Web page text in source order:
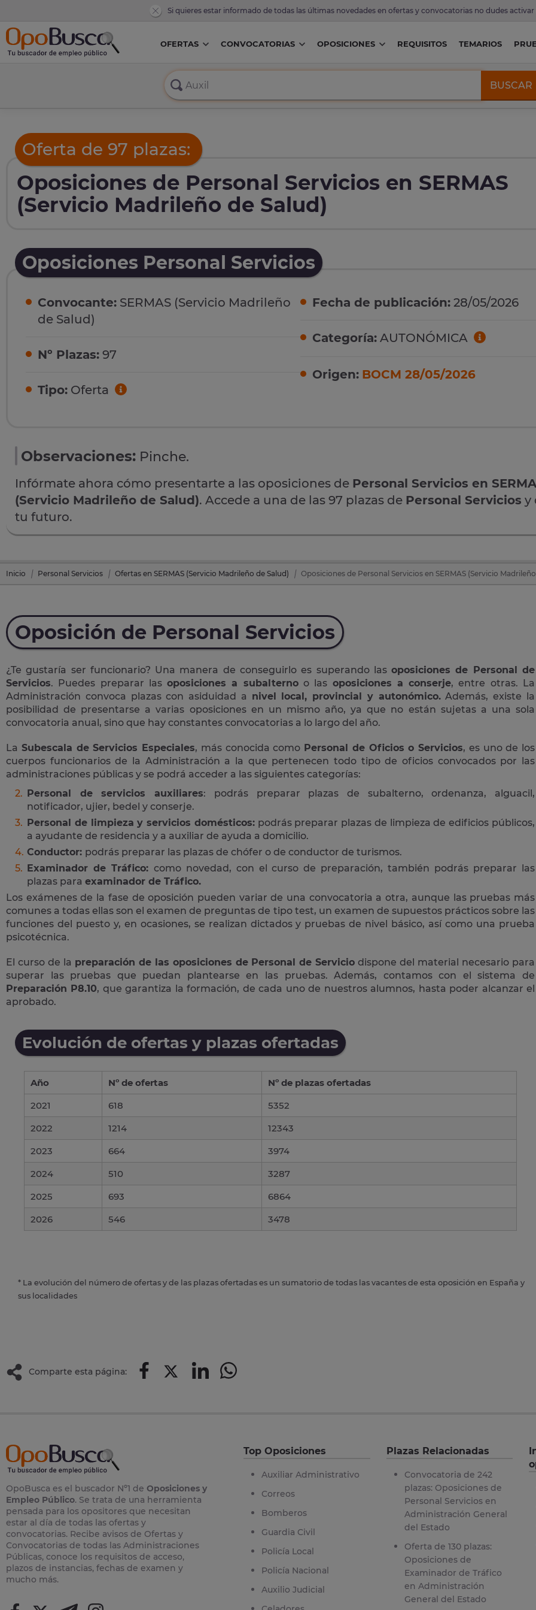
Si quieres estar informado de todas las últimas novedades en ofertas y convocatorias no dudes activar
OFERTAS CONVOCATORIAS OPOSICIONES REQUISITOS TEMARIOS
BUSCAR
Oferta de 97 plazas:
Oposiciones de Personal Servicios en SERMAS
(Servicio Madrileño de Salud)
Oposiciones Personal Servicios
Convocante: SERMAS (Servicio Madrileño
de Salud)
Nº Plazas: 97
Tipo: Oferta
Fecha de publicación: 28/05/2026
Categoría: AUTONÓMICA
Origen: BOCM 28/05/2026
Observaciones: Pinche.
Infórmate ahora cómo presentarte a las oposiciones de Personal Servicios en
(Servicio Madrileño de Salud). Accede a una de las 97 plazas de Personal Servicios y
tu futuro.
Inicio Personal Servicios Ofertas en SERMAS (Servicio Madrileño de Salud) Oposiciones de Personal Servicios en SERMAS (Servicio
Oposición de Personal Servicios
¿Te gustaría ser funcionario? Una manera de conseguirlo es superando lasoposiciones de Personal de
Servicios. Puedes preparar lasoposiciones a subalternoo las oposiciones a conserje, entre otras. La
Administración convoca plazas con asiduidad a nivel local, provincial y autonómico.Además, existe la
posibilidad de presentarse a varias oposiciones en un mismo año, ya que no están sujetas a una sola
convocatoria anual, sino que hay constantes convocatorias a lo largo del año.
La Subescala de Servicios Especiales, más conocida como Personal de Oficios o Servicios, es uno de los
cuerpos funcionarios de la Administración a la que pertenecen todo tipo de oficios convocados por las
administraciones públicas y se podrá acceder a las siguientes categorías:
Personal de servicios auxiliares: podrás preparar plazas de subalterno, ordenanza, alguacil,
notificador, ujier, bedel y conserje.
Personal de limpieza y servicios domésticos:podrás preparar plazas de limpieza de edificios públicos,
a ayudante de residencia y a auxiliar de ayuda a domicilio.
Conductor: podrás preparar las plazas de chófer o de conductor de turismos.
Examinador de Tráfico: como novedad, con el curso de preparación, también podrás preparar las
plazas para examinador de Tráfico.
Los exámenes de la fase de oposición pueden variar de una convocatoria a otra, aunque las pruebas más
comunes a todas ellas son el examen de preguntas de tipo test, un examen de supuestos prácticos sobre las
funciones del puesto y, en ocasiones, se realizan dictados y pruebas de nivel básico, así como una prueba
psicotécnica.
El curso de la preparación de las oposiciones de Personal de Servicio dispone del material necesario para
superar las pruebas que puedan plantearse en las pruebas. Además, contamos con el sistema de
Preparación P8.10, que garantiza la formación, de cada uno de nuestros alumnos, hasta poder alcanzar el
aprobado.
Evolución de ofertas y plazas ofertadas
Año Nº de ofertas
Nº de plazas ofertadas
2021
618
5352
2022
1214
12343
2023
664
3974
2024
510
3287
2025
693
6864
2026
546 3478
* La evolución del número de ofertas y de las plazas ofertadas es un sumatorio de todas las vacantes de esta oposición en España y
sus localidades
Comparte esta página:
OpoBusca es el buscador Nº1 de Oposiciones y
Empleo Público. Se trata de una herramienta
pensada para los opositores que necesitan
estar al día de todas las ofertas y
convocatorias. Recibe avisos de Ofertas y
Convocatorias de todas las Administraciones
Públicas, conoce los requisitos de acceso,
plazos de instancias, fechas de examen y
mucho más.
Top Oposiciones
Auxiliar Administrativo
Correos
Bomberos
Guardia Civil
Policía Local
Policía Nacional
Auxilio Judicial
Plazas Relacionadas
Convocatoria de 242
plazas: Oposiciones de
Personal Servicios en
Administración General
del Estado
Oferta de 130 plazas:
Oposiciones de
Examinador de Tráfico
en Administración
General del Estado